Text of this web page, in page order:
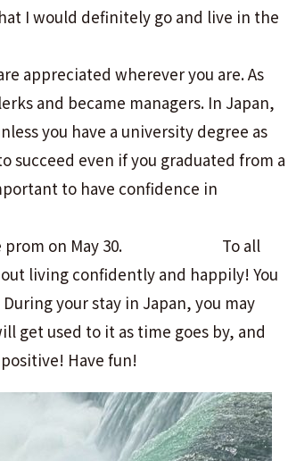
I would definitely go and live in the
appreciated wherever you are. As
and became managers. In Japan,
you have a university degree as
succeed even if you graduated from a
to have confidence in
at the prom on May 30. To all
living confidently and happily! You
your stay in Japan, you may
get used to it as time goes by, and
Have fun!